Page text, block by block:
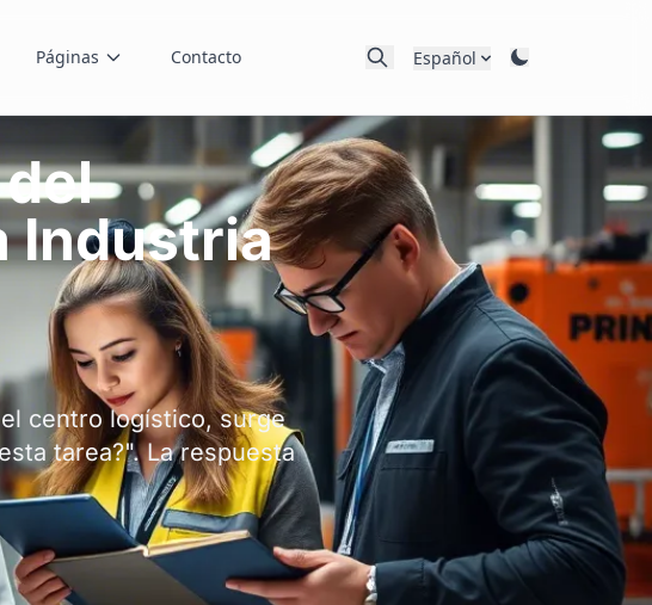
Páginas Contacto Español
Industria
centro logístico, surge
tarea?". La respuesta